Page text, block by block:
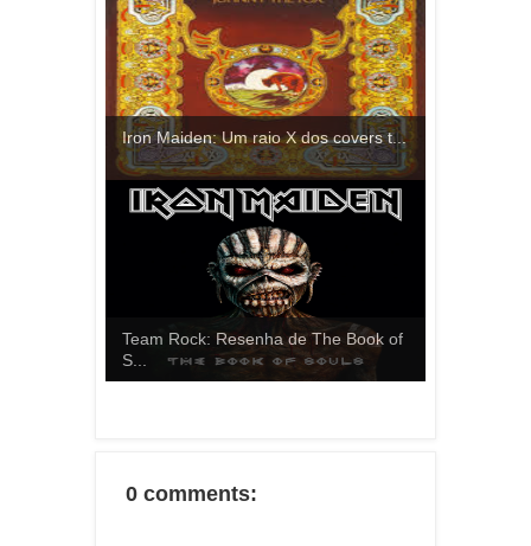
Iron Maiden: Um raio X dos covers t...
Team Rock: Resenha de The Book of
S...
0 comments: